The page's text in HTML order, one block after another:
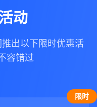
动
出以下限时优惠活
容错过
限时